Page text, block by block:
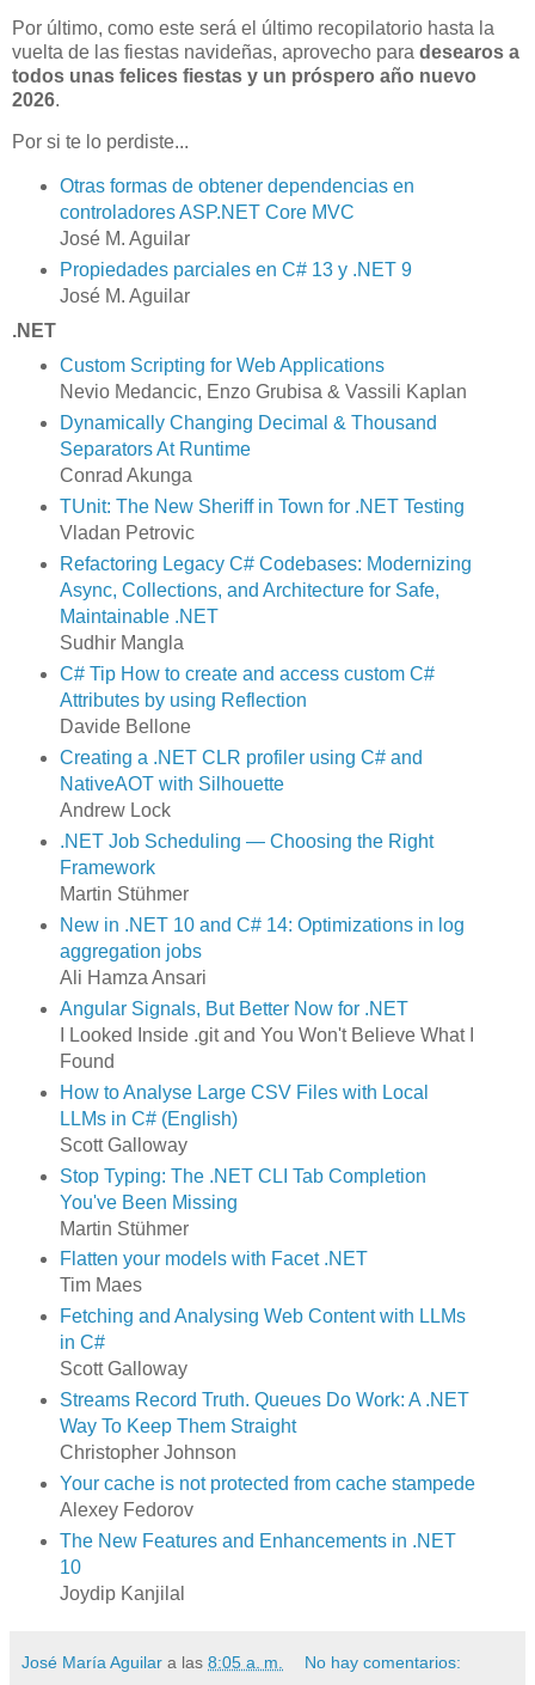
Por último, como este será el último recopilatorio hasta la
vuelta de las fiestas navideñas, aprovecho para desearos a
todos unas felices fiestas y un próspero año nuevo
2026.
Por si te lo perdiste...
Otras formas de obtener dependencias en
controladores ASP.NET Core MVC
José M. Aguilar
Propiedades parciales en C# 13 y .NET 9
José M. Aguilar
.NET
Custom Scripting for Web Applications
Nevio Medancic, Enzo Grubisa & Vassili Kaplan
Dynamically Changing Decimal & Thousand
Separators At Runtime
Conrad Akunga
TUnit: The New Sheriff in Town for .NET Testing
Vladan Petrovic
Refactoring Legacy C# Codebases: Modernizing
Async, Collections, and Architecture for Safe,
Maintainable .NET
Sudhir Mangla
C# Tip How to create and access custom C#
Attributes by using Reflection
Davide Bellone
Creating a .NET CLR profiler using C# and
NativeAOT with Silhouette
Andrew Lock
.NET Job Scheduling — Choosing the Right
Framework
Martin Stühmer
New in .NET 10 and C# 14: Optimizations in log
aggregation jobs
Ali Hamza Ansari
Angular Signals, But Better Now for .NET
I Looked Inside .git and You Won't Believe What I
Found
How to Analyse Large CSV Files with Local
LLMs in C# (English)
Scott Galloway
Stop Typing: The .NET CLI Tab Completion
You've Been Missing
Martin Stühmer
Flatten your models with Facet .NET
Tim Maes
Fetching and Analysing Web Content with LLMs
in C#
Scott Galloway
Streams Record Truth. Queues Do Work: A .NET
Way To Keep Them Straight
Christopher Johnson
Your cache is not protected from cache stampede
Alexey Fedorov
The New Features and Enhancements in .NET
10
Joydip Kanjilal
José María Aguilar a las 8:05 a. m. No hay comentarios: